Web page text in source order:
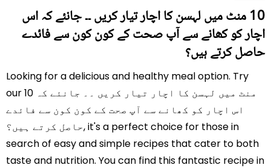
10 منٹ میں لہسن کا اچار تیار کریں ۔۔ جانئے کہ اس
اچار کو کھانے سے آپ صحت کے کون کون سے فائدے
حاصل کرتے ہیں؟
Looking for a delicious and healthy meal option. Try
our 10 منٹ میں لہسن کا اچار تیار کریں ۔۔ جانئے کہ
اس اچار کو کھانے سے آپ صحت کے کون کون سے فائدے
حاصل کرتے ہیں؟, it's a perfect choice for those in
search of easy and simple recipes that cater to both
taste and nutrition. You can find this fantastic recipe in